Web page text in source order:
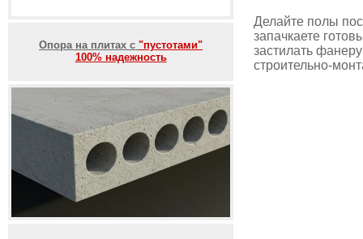
Опора на плитах с "пустотами"
100% надежность
Делайте полы
запачкаете
застилать
строительно-